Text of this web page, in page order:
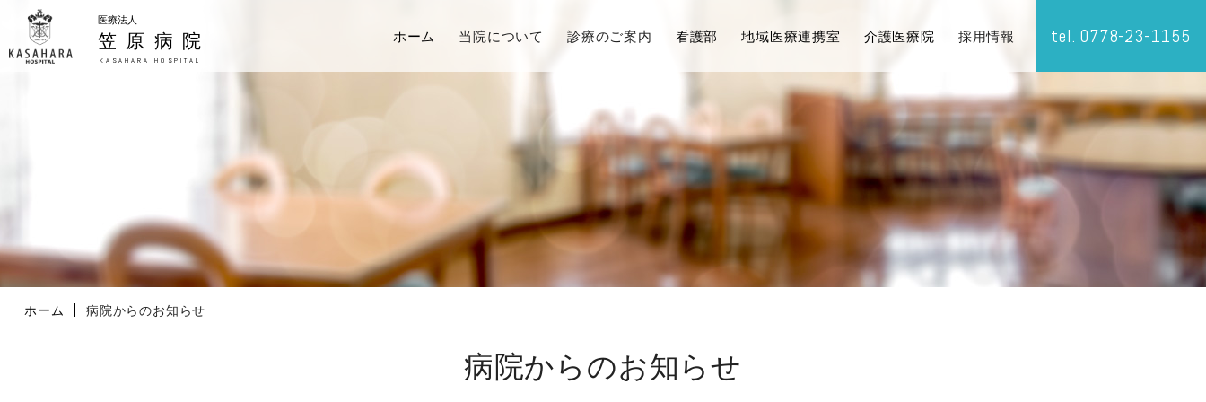
医療法人
笠原病院
KASAHARA HOSPITAL
ホーム 当院について 診療のご案内 看護部 地域医療連携室 介護医療院 採用情報 tel. 0778-23-1155
ホーム 病院からのお知らせ
病院からのお知らせ